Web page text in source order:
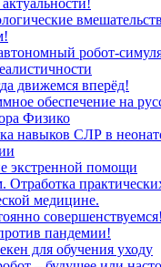
робот-
движемся вперёд!
обеспечение на
Физико
навыков СЛР в
экстренной помощи
Отработка
медицине.
совершенствуемся!
пандемии!
для обучения уходу